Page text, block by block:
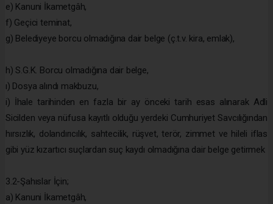
e) Kanuni İkametgâh,
f) Geçici teminat,
g) Belediyeye borcu olmadığına dair belge (ç.t.v. kira, emlak),
h) S.G.K. Borcu olmadığına dair belge,
ı) Dosya alındı makbuzu,
i) İhale tarihinden en fazla bir ay önceki tarih esas alınarak Adli
Sicilden veya nüfusa kayıtlı olduğu yerdeki Cumhuriyet Savcılığından
hırsızlık, dolandırıcılık, sahtecilik, rüşvet, terör, zimmet ve hileli iflas
gibi yüz kızartıcı suçlardan suç kaydı olmadığına dair belge getirmek
3.2-Şahıslar İçin;
a) Kanuni İkametgâh,